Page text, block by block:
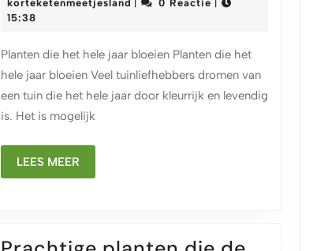
hele
jaar
door
bloeien
in
korteketenmeetjesland 0 Reactie
15:38
Planten die het hele jaar bloeien Planten die het
hele jaar bloeien Veel tuinliefhebbers dromen van
een tuin die het hele jaar door kleurrijk en levendig
is. Het is mogelijk
LEES MEER
MEER